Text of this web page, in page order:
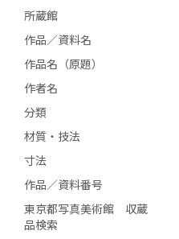
所蔵館
作品／資料名
作品名（原題）
作者名
分類
材質・技法
寸法
作品／資料番号
東京都写真美術館 収蔵
品検索